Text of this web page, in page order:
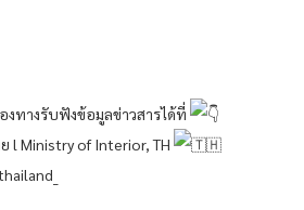
งทางรับฟังข้อมูลข่าวสารได้ที่
l Ministry of Interior, TH